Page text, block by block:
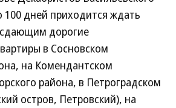
100 дней приходится ждать
дорогие
в Сосновском
на Комендантском
района, в Петроградском
остров, Петровский), на